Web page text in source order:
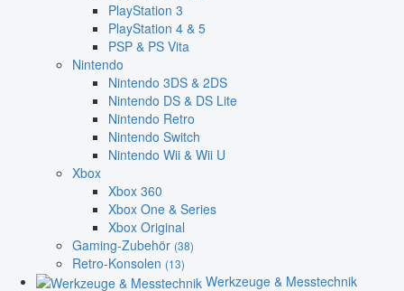
PlayStation 3
PlayStation 4 & 5
PSP & PS Vita
Nintendo
Nintendo 3DS & 2DS
Nintendo DS & DS Lite
Nintendo Retro
Nintendo Switch
Nintendo Wii & Wii U
Xbox
Xbox 360
Xbox One & Series
Xbox Original
Gaming-Zubehör (38)
Retro-Konsolen (13)
Werkzeuge & Messtechnik